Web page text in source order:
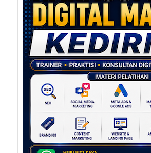
Narasumber
Digital Marketing
Kediri: Membangun
Strategi
Pemasaran
Berbasis Data
untuk Bisnis yang
Bertumbuh
Digital marketing telah
mengubah cara bisnis
berkembang. Dulu,
promosi banyak…